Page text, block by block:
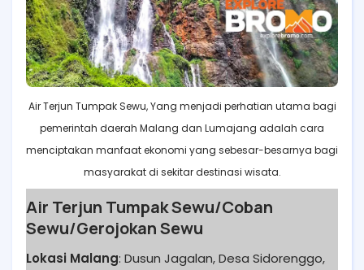
Air Terjun Tumpak Sewu, Yang menjadi perhatian utama bagi
pemerintah daerah Malang dan Lumajang adalah cara
menciptakan manfaat ekonomi yang sebesar-besarnya bagi
masyarakat di sekitar destinasi wisata.
Air Terjun Tumpak Sewu/Coban
Sewu/Gerojokan Sewu
Lokasi Malang: Dusun Jagalan, Desa Sidorenggo,